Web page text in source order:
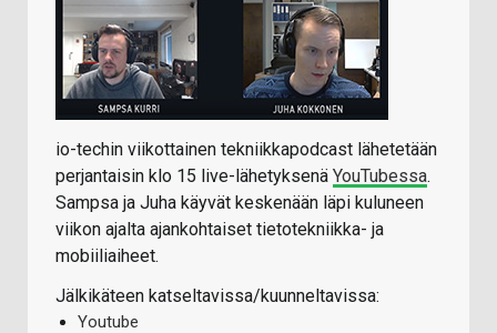
io-techin viikottainen tekniikkapodcast lähetetään
perjantaisin klo 15 live-lähetyksenä YouTubessa.
Sampsa ja Juha käyvät keskenään läpi kuluneen
viikon ajalta ajankohtaiset tietotekniikka- ja
mobiiliaiheet.
Jälkikäteen katseltavissa/kuunneltavissa:
Youtube